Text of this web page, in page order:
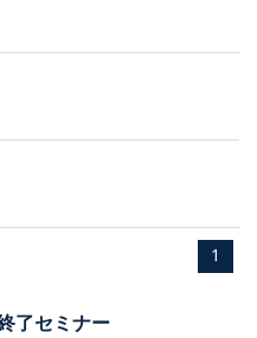
1
了セミナー